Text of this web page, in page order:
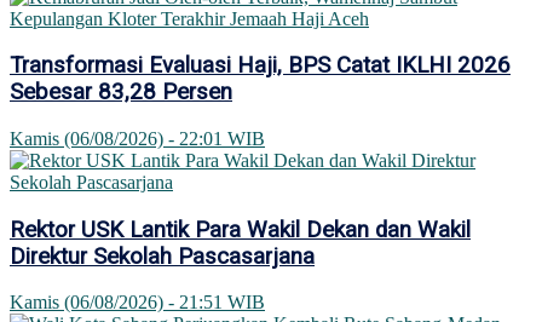
Transformasi Evaluasi Haji, BPS Catat IKLHI 2026
Sebesar 83,28 Persen
Kamis (06/08/2026) - 22:01 WIB
Rektor USK Lantik Para Wakil Dekan dan Wakil
Direktur Sekolah Pascasarjana
Kamis (06/08/2026) - 21:51 WIB